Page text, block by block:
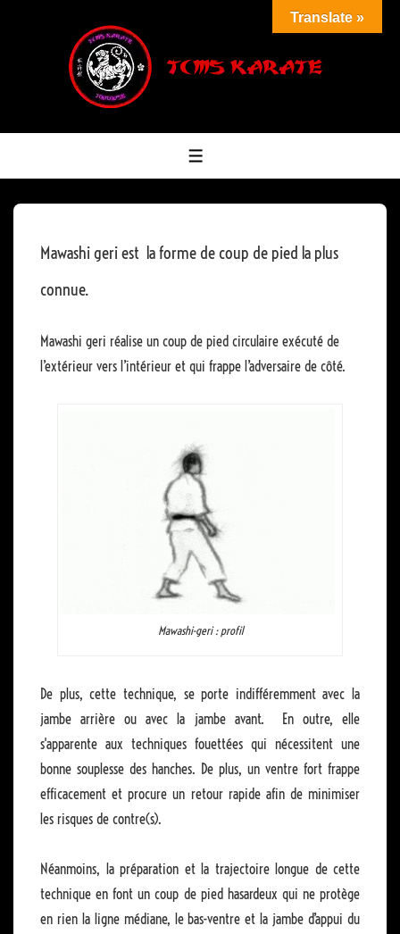
MENU
Mawashi geri est la forme de coup de pied la plus
connue.
Mawashi geri réalise un coup de pied circulaire exécuté de
l’extérieur vers l’intérieur et qui frappe l’adversaire de côté.
Mawashi-geri : profil
De plus, cette technique, se porte indifféremment avec la
jambe arrière ou avec la jambe avant. En outre, elle
s'apparente aux techniques fouettées qui nécessitent une
bonne souplesse des hanches. De plus, un ventre fort frappe
efficacement et procure un retour rapide afin de minimiser
les risques de contre(s).
Néanmoins, la préparation et la trajectoire longue de cette
technique en font un coup de pied hasardeux qui ne protège
en rien la ligne médiane, le bas-ventre et la jambe d’appui du
Translate »